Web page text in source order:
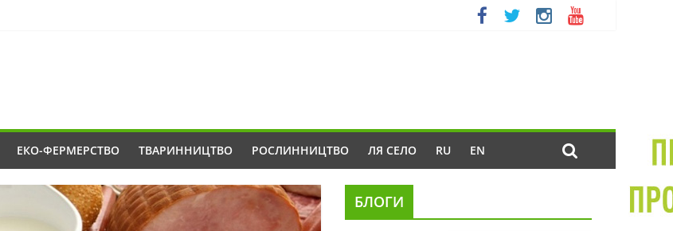
ЕКО-ФЕРМЕРСТВО ТВАРИННИЦТВО РОСЛИННИЦТВО ЛЯ СЕЛО RU EN
БЛОГИ